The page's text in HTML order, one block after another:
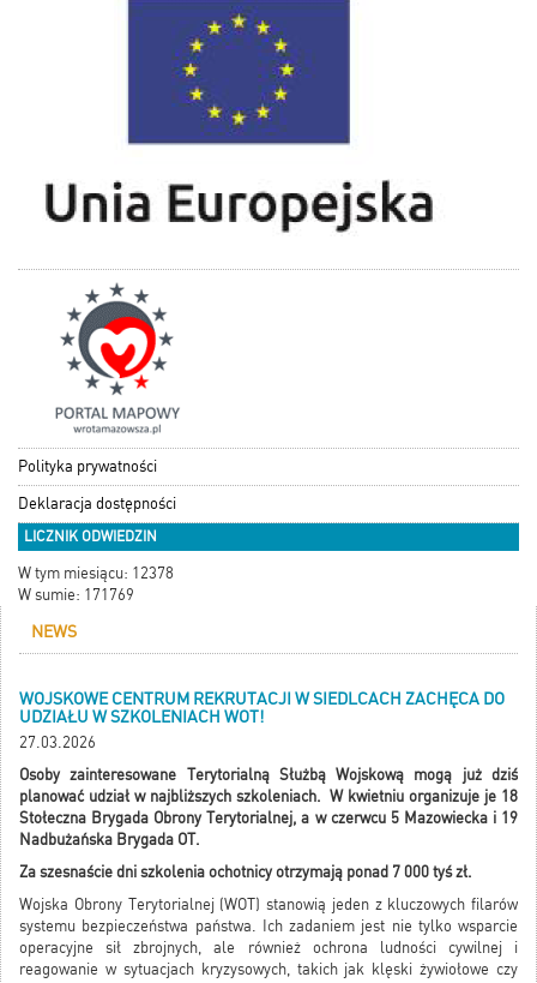
Polityka prywatności
Deklaracja dostępności
LICZNIK ODWIEDZIN
W tym miesiącu: 12378
W sumie: 171769
NEWS
WOJSKOWE CENTRUM REKRUTACJI W SIEDLCACH ZACHĘCA DO
UDZIAŁU W SZKOLENIACH WOT!
27.03.2026
Osoby zainteresowane Terytorialną Służbą Wojskową mogą już dziś
planować udział w najbliższych szkoleniach. W kwietniu organizuje je 18
Stołeczna Brygada Obrony Terytorialnej, a w czerwcu 5 Mazowiecka i 19
Nadbużańska Brygada OT.
Za szesnaście dni szkolenia ochotnicy otrzymają ponad 7 000 tyś zł.
Wojska Obrony Terytorialnej (WOT) stanowią jeden z kluczowych filarów
systemu bezpieczeństwa państwa. Ich zadaniem jest nie tylko wsparcie
operacyjne sił zbrojnych, ale również ochrona ludności cywilnej i
reagowanie w sytuacjach kryzysowych, takich jak klęski żywiołowe czy